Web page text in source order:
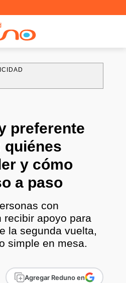
preferente
quiénes
y cómo
a paso
con
recibir apoyo para
la segunda vuelta,
simple en mesa.
Agregar Reduno en